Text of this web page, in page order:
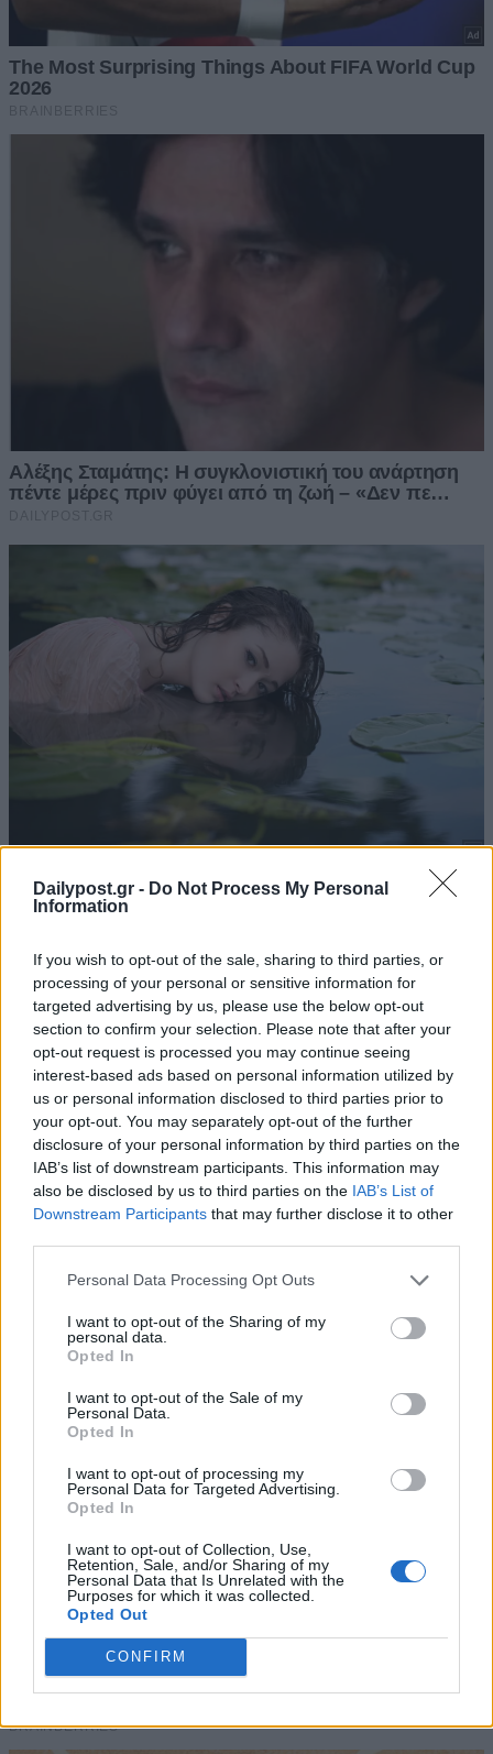
Dailypost.gr - Do Not Process My Personal
Information
If you wish to opt-out of the sale, sharing to third parties, or
processing of your personal or sensitive information for
targeted advertising by us, please use the below opt-out
section to confirm your selection. Please note that after your
opt-out request is processed you may continue seeing
interest-based ads based on personal information utilized by
us or personal information disclosed to third parties prior to
your opt-out. You may separately opt-out of the further
disclosure of your personal information by third parties on the
IAB’s list of downstream participants. This information may
also be disclosed by us to third parties on the IAB’s List of
Downstream Participants that may further disclose it to other
Personal Data Processing Opt Outs
I want to opt-out of the Sharing of my
personal data.
Opted In
I want to opt-out of the Sale of my
Personal Data.
Opted In
I want to opt-out of processing my
Personal Data for Targeted Advertising.
Opted In
I want to opt-out of Collection, Use,
Retention, Sale, and/or Sharing of my
Personal Data that Is Unrelated with the
Purposes for which it was collected.
Opted Out
CONFIRM